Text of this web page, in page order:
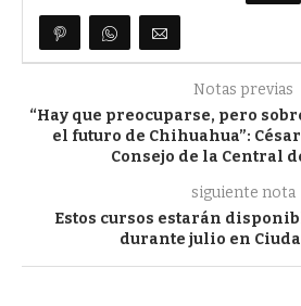
Notas previas
“Hay que preocuparse, pero
el futuro de Chihuahua”:
Consejo de la Central
siguiente nota
Estos cursos estarán
durante julio en